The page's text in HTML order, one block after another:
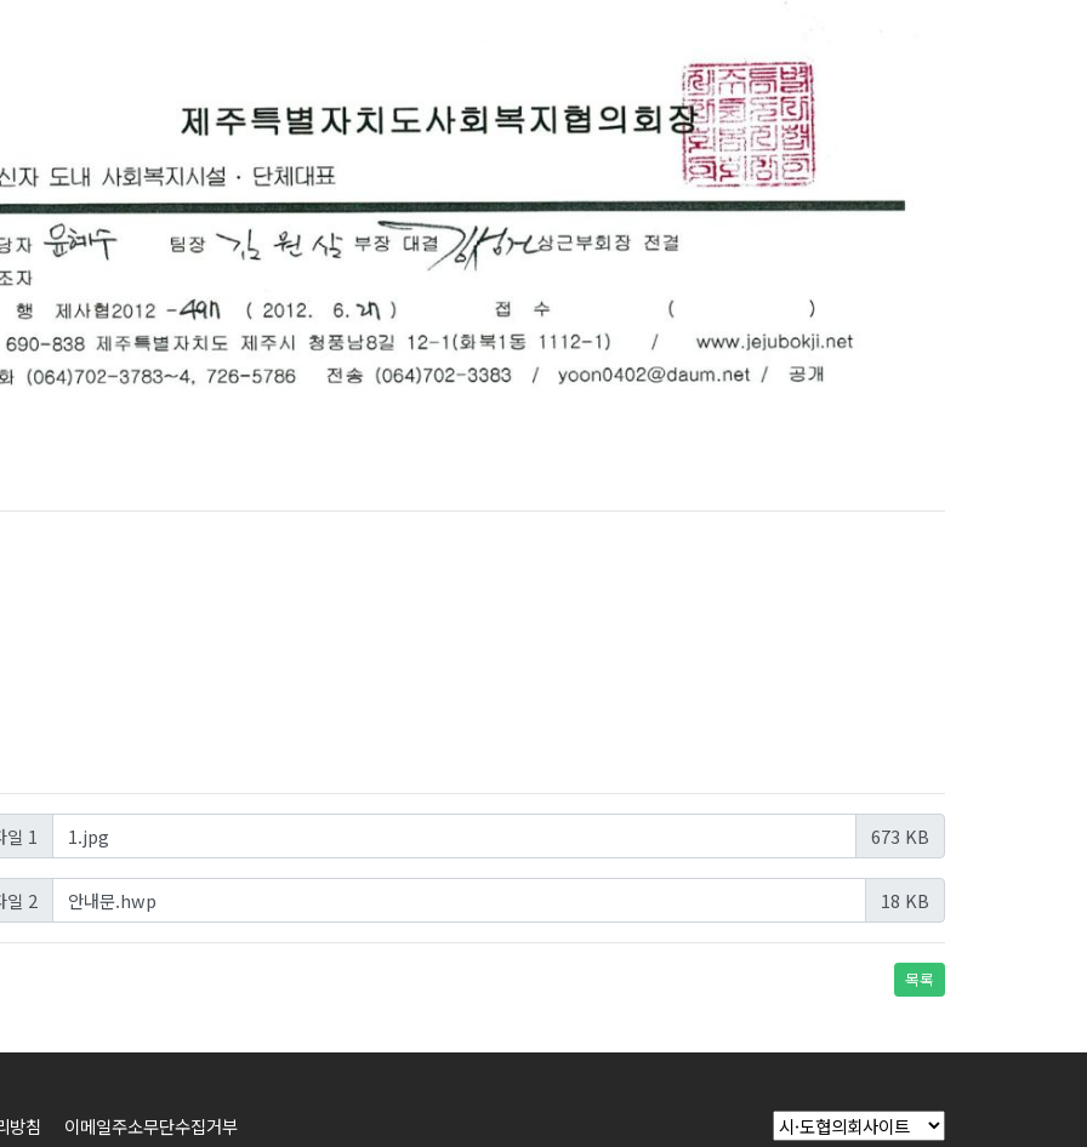
일 1 1.jpg 673 KB
일 2 안내문.hwp 18 KB
목록
방침 이메일주소무단수집거부